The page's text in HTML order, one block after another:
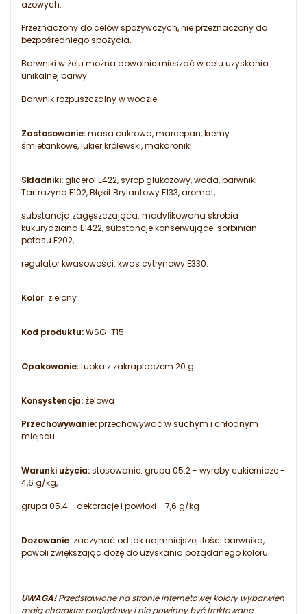
azowych.
Przeznaczony do celów spożywczych, nie przeznaczony do
bezpośredniego spożycia.
Barwniki w żelu można dowolnie mieszać w celu uzyskania
unikalnej barwy.
Barwnik rozpuszczalny w wodzie.
Zastosowanie:masa cukrowa, marcepan, kremy
śmietankowe, lukier królewski, makaroniki.
Składniki:glicerol E422, syrop glukozowy, woda, barwniki:
Tartrazyna E102, Błękit Brylantowy E133, aromat,
substancja zagęszczająca: modyﬁkowana skrobia
kukurydziana E1422, substancje konserwujące: sorbinian
potasu E202,
regulator kwasowości: kwas cytrynowy E330.
Kolor: zielony
Kod produktu:WSG-T15
Opakowanie:tubka z zakraplaczem 20 g
Konsystencja: żelowa
Przechowywanie:przechowywać w suchym i chłodnym
miejscu.
Warunki użycia:stosowanie: grupa 05.2 - wyroby cukiernicze -
4,6 g/kg,
grupa 05.4 - dekoracje i powłoki - 7,6 g/kg
Dozowanie: zaczynać od jak najmniejszej ilości barwnika,
powoli zwiększając dozę do uzyskania pożądanego koloru.
UWAGA!Przedstawione na stronie internetowej kolory wybarwień
mają charakter poglądowy i nie powinny być traktowane